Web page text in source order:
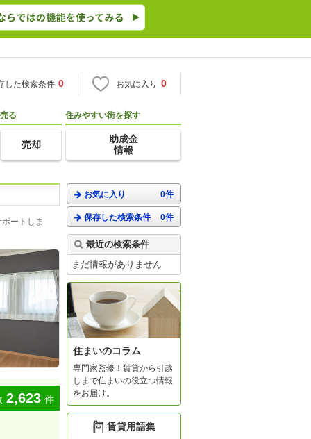
した検索条件 0 お気に入り 0
売る
売却
住みやすい街を探す
助成金
情報
ートしま
2,623 件
お気に入り 0件
保存した検索条件 0件
最近の検索条件
まだ情報がありません
住まいのコラム
専門家監修！賃貸から引越
しまで住まいの役立つ情報
をお届け。
賃貸用語集